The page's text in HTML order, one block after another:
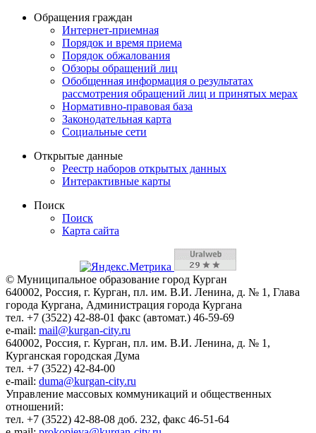
Обращения граждан
Интернет-приемная
Порядок и время приема
Порядок обжалования
Обзоры обращений лиц
Обобщенная информация о результатах
рассмотрения обращений лиц и принятых мерах
Нормативно-правовая база
Законодательная карта
Социальные сети
Открытые данные
Реестр наборов открытых данных
Интерактивные карты
Поиск
Поиск
Карта сайта
© Муниципальное образование город Курган
640002, Россия, г. Курган, пл. им. В.И. Ленина, д. № 1, Глава
города Кургана, Администрация города Кургана
тел. +7 (3522) 42-88-01 факс (автомат.) 46-59-69
e-mail: mail@kurgan-city.ru
640002, Россия, г. Курган, пл. им. В.И. Ленина, д. № 1,
Курганская городская Дума
тел. +7 (3522) 42-84-00
e-mail: duma@kurgan-city.ru
Управление массовых коммуникаций и общественных
отношений:
тел. +7 (3522) 42-88-08 доб. 232, факс 46-51-64